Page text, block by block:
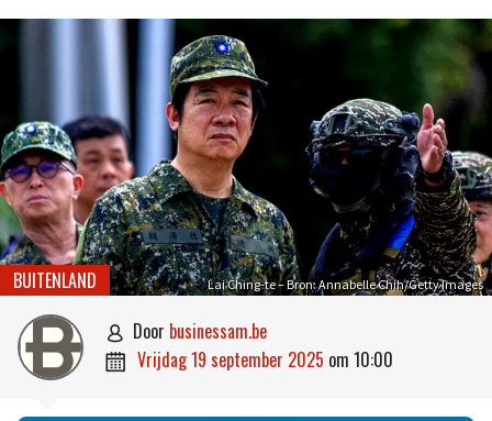
Lai Ching-te – Bron: Annabelle Chih/Getty Images
BUITENLAND
 door businessam.be
 vrijdag 19 september 2025 om 10:00